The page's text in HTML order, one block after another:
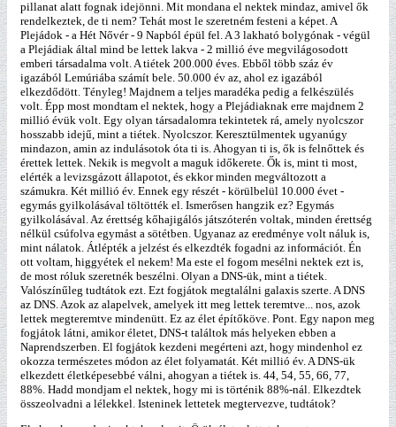
pillanat alatt fognak idejönni. Mit mondana el nektek mindaz, amivel ők
rendelkeztek, de ti nem? Tehát most le szeretném festeni a képet. A
Plejádok - a Hét Nővér - 9 Napból épül fel. A 3 lakható bolygónak - végül
a Plejádiak által mind be lettek lakva - 2 millió éve megvilágosodott
emberi társadalma volt. A tiétek 200.000 éves. Ebből több száz év
igazából Lemúriába számít bele. 50.000 év az, ahol ez igazából
elkezdődött. Tényleg! Majdnem a teljes maradéka pedig a felkészülés
volt. Épp most mondtam el nektek, hogy a Plejádiaknak erre majdnem 2
millió évük volt. Egy olyan társadalomra tekintetek rá, amely nyolcszor
hosszabb idejű, mint a tiétek. Nyolcszor. Keresztülmentek ugyanúgy
mindazon, amin az indulásotok óta ti is. Ahogyan ti is, ők is felnőttek és
érettek lettek. Nekik is megvolt a maguk időkerete. Ők is, mint ti most,
elérték a levizsgázott állapotot, és ekkor minden megváltozott a
számukra. Két millió év. Ennek egy részét - körülbelül 10.000 évet -
egymás gyilkolásával töltötték el. Ismerősen hangzik ez? Egymás
gyilkolásával. Az érettség kőhajigálós játszóterén voltak, minden érettség
nélkül csúfolva egymást a sötétben. Ugyanaz az eredménye volt náluk is,
mint nálatok. Átlépték a jelzést és elkezdték fogadni az információt. Én
ott voltam, higgyétek el nekem! Ma este el fogom mesélni nektek ezt is,
de most róluk szeretnék beszélni. Olyan a DNS-ük, mint a tiétek.
Valószínűleg tudtátok ezt. Ezt fogjátok megtalálni galaxis szerte. A DNS
az DNS. Azok az alapelvek, amelyek itt meg lettek teremtve... nos, azok
lettek megteremtve mindenütt. Ez az élet építőköve. Pont. Egy napon meg
fogjátok látni, amikor életet, DNS-t találtok más helyeken ebben a
Naprendszerben. El fogjátok kezdeni megérteni azt, hogy mindenhol ez
okozza természetes módon az élet folyamatát. Két millió év. A DNS-ük
elkezdett életképesebbé válni, ahogyan a tiétek is. 44, 54, 55, 66, 77,
88%. Hadd mondjam el nektek, hogy mi is történik 88%-nál. Elkezdtek
összeolvadni a lélekkel. Isteninek lettetek megtervezve, tudtátok?